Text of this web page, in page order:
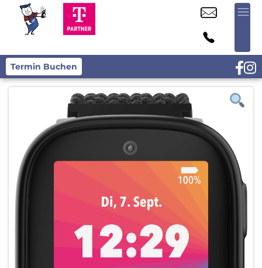
Termin Buchen